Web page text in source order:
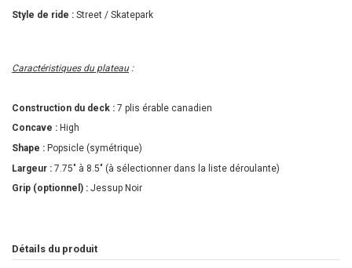
Style de ride : Street / Skatepark
Caractéristiques du plateau:
Construction du deck : 7 plis érable canadien
Concave : High
Shape : Popsicle (symétrique)
Largeur : 7.75" à 8.5" (à sélectionner dans la liste déroulante)
Grip (optionnel) : Jessup Noir
Détails du produit